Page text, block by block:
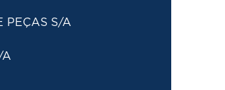
PEÇAS S/A
A